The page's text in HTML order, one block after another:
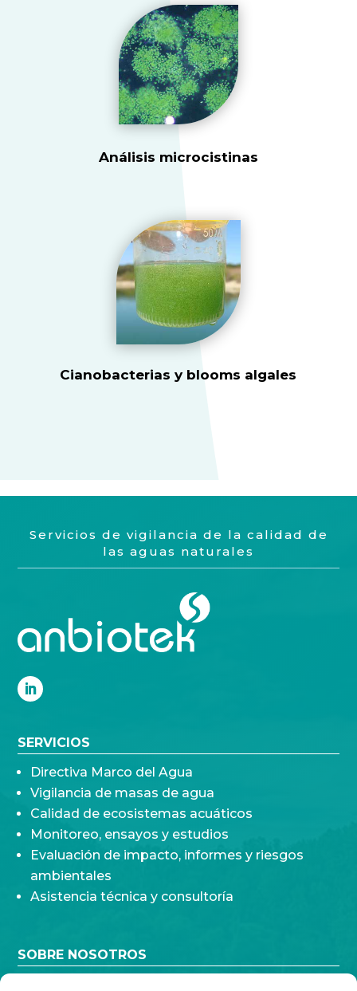
Análisis microcistinas
Cianobacterias y blooms algales
Servicios de vigilancia de la calidad de
las aguas naturales
SERVICIOS
Directiva Marco del Agua
Vigilancia de masas de agua
Calidad de ecosistemas acuáticos
Monitoreo, ensayos y estudios
Evaluación de impacto, informes y riesgos
ambientales
Asistencia técnica y consultoría
SOBRE NOSOTROS